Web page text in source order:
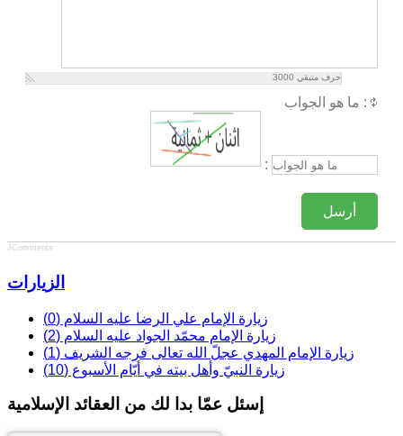
3000 حرف متبقي
ما هو الجواب :
:
أرسل
JComments
الزيارات
زيارة الإمام علي الرضا عليه السلام (0)
زيارة الإمام محمّد الجواد عليه السلام (2)
زيارة الإمام المهدي عجلّ الله تعالى فرجه الشريف (1)
زيارة النبيّ وأهل بيته في أيّام الأسبوع (10)
إسئل عمّا بدا لك من العقائد الإسلامية